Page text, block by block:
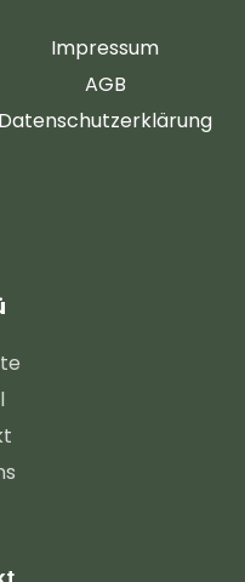
Impressum
AGB
Datenschutzerklärung